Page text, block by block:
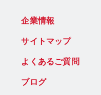
企業情報
サイトマップ
よくあるご質問
ブログ